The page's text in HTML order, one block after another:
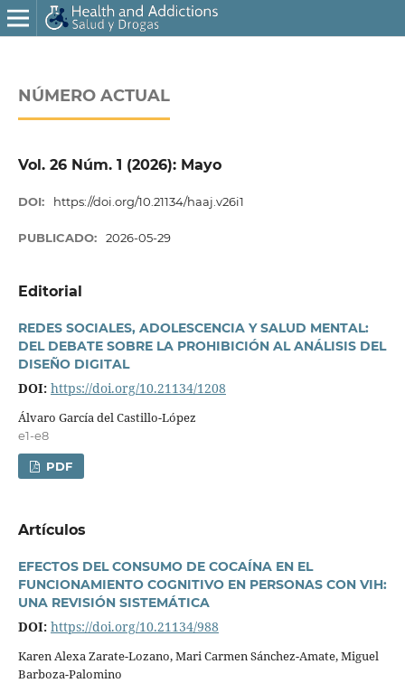
NÚMERO ACTUAL
Vol. 26 Núm. 1 (2026): Mayo
DOI: https://doi.org/10.21134/haaj.v26i1
PUBLICADO: 2026-05-29
Editorial
REDES SOCIALES, ADOLESCENCIA Y SALUD MENTAL:
DEL DEBATE SOBRE LA PROHIBICIÓN AL ANÁLISIS DEL
DISEÑO DIGITAL
DOI: https://doi.org/10.21134/1208
Álvaro Garcí­a del Castillo-López
e1-e8
PDF
Artí­culos
EFECTOS DEL CONSUMO DE COCAÍNA EN EL
FUNCIONAMIENTO COGNITIVO EN PERSONAS CON VIH:
UNA REVISIÓN SISTEMÁTICA
DOI: https://doi.org/10.21134/988
Karen Alexa Zarate-Lozano, Mari Carmen Sánchez-Amate, Miguel
Barboza-Palomino